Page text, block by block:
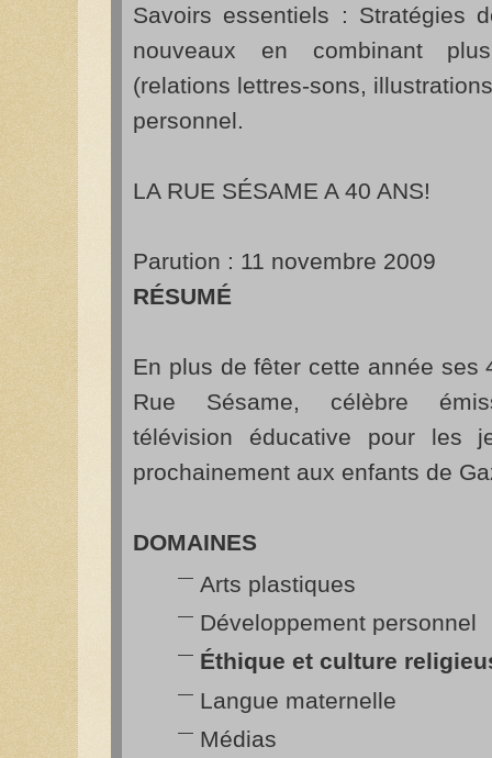
Savoirs essentiels : Stratégies
nouveaux en combinant
(relations lettres-sons,
personnel.
LA RUE SÉSAME A 40 ANS!
Parution : 11 novembre 2009
RÉSUMÉ
En plus de fêter cette année ses
Rue Sésame, célèbre
télévision éducative pour les
prochainement aux enfants de
DOMAINES
Arts plastiques
Développement personnel
Éthique et culture
Langue maternelle
Médias